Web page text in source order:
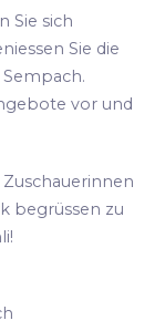
Sie sich
Sie die
vor und
begrüssen zu